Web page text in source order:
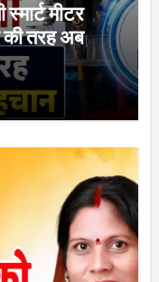
मीटर
की तरह अब